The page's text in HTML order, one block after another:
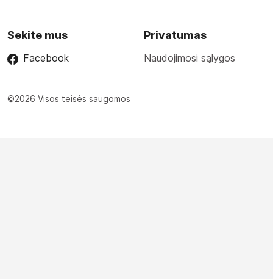
Sekite mus
Facebook
Privatumas
Naudojimosi sąlygos
©2026 Visos teisės saugomos